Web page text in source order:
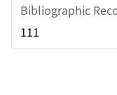
Bibliographic
111